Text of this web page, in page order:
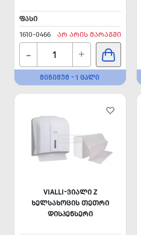
ᲤᲐᲡᲘ
1610-0466
ᲐᲠ ᲐᲠᲘᲡ ᲛᲐᲠᲐᲒᲨᲘ
- +
ᲛᲘᲜᲘᲛᲣᲛ - 1 ᲪᲐᲚᲘ
VIALLI-ᲕᲘᲐᲚᲘ Z
ᲮᲔᲚᲡᲐᲮᲝᲪᲘᲡ ᲗᲔᲗᲠᲘ
ᲓᲘᲡᲞᲔᲜᲡᲔᲠᲘ